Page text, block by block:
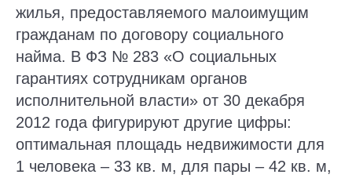
жилья, предоставляемого малоимущим
гражданам по договору социального
найма. В ФЗ № 283 «О социальных
гарантиях сотрудникам органов
исполнительной власти» от 30 декабря
2012 года фигурируют другие цифры:
оптимальная площадь недвижимости для
1 человека – 33 кв. м, для пары – 42 кв. м,